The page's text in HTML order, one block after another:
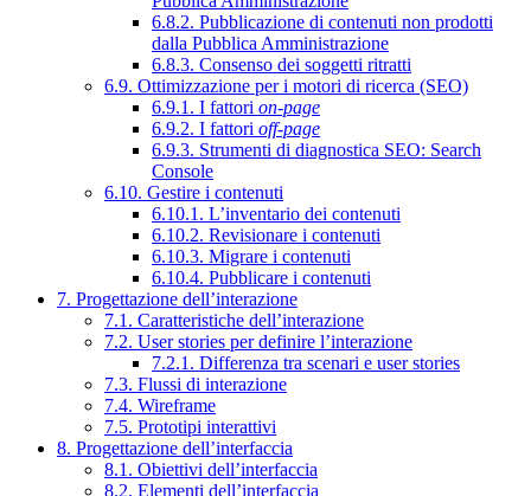
6.8.2. Pubblicazione di contenuti non prodotti
dalla Pubblica Amministrazione
6.8.3. Consenso dei soggetti ritratti
6.9. Ottimizzazione per i motori di ricerca (SEO)
6.9.1. I fattori on-page
6.9.2. I fattori off-page
6.9.3. Strumenti di diagnostica SEO: Search
Console
6.10. Gestire i contenuti
6.10.1. L’inventario dei contenuti
6.10.2. Revisionare i contenuti
6.10.3. Migrare i contenuti
6.10.4. Pubblicare i contenuti
7. Progettazione dell’interazione
7.1. Caratteristiche dell’interazione
7.2. User stories per definire l’interazione
7.2.1. Differenza tra scenari e user stories
7.3. Flussi di interazione
7.4. Wireframe
7.5. Prototipi interattivi
8. Progettazione dell’interfaccia
8.1. Obiettivi dell’interfaccia
8.2. Elementi dell’interfaccia